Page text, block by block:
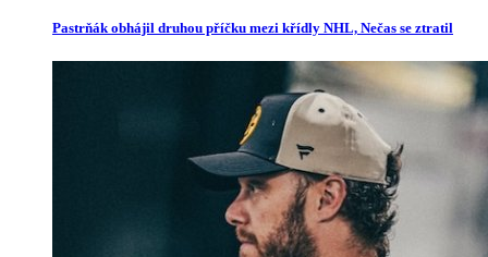
Pastrňák obhájil druhou příčku mezi křídly NHL, Nečas se ztratil